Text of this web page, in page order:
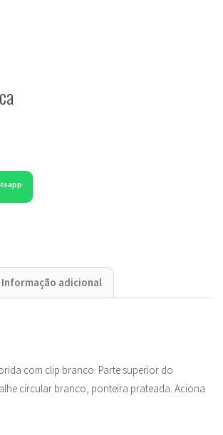
Informação adicional
com clip branco. Parte superior do
circular branco, ponteira prateada. Aciona